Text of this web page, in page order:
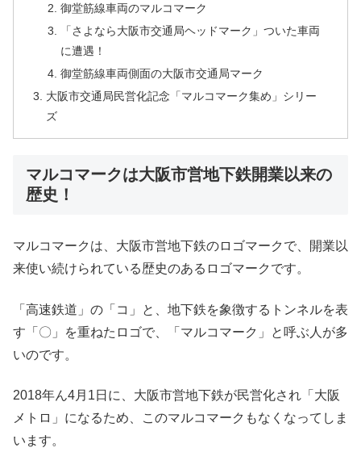
御堂筋線車両のマルコマーク
「さよなら大阪市交通局ヘッドマーク」ついた車両
に遭遇！
御堂筋線車両側面の大阪市交通局マーク
大阪市交通局民営化記念「マルコマーク集め」シリー
ズ
マルコマークは大阪市営地下鉄開業以来の
歴史！
マルコマークは、大阪市営地下鉄のロゴマークで、開業以
来使い続けられている歴史のあるロゴマークです。
「高速鉄道」の「コ」と、地下鉄を象徴するトンネルを表
す「〇」を重ねたロゴで、「マルコマーク」と呼ぶ人が多
いのです。
2018年ん4月1日に、大阪市営地下鉄が民営化され「大阪
メトロ」になるため、このマルコマークもなくなってしま
います。